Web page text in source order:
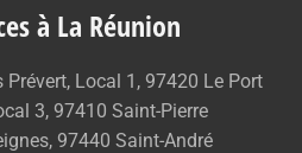
à La Réunion
Local 1, 97420 Le Port
3, 97410 Saint-Pierre
97440 Saint-André